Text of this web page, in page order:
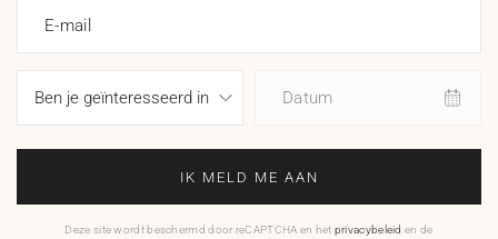
E-mail
Datum
IK MELD ME AAN
Deze site wordt beschermd door reCAPTCHA en het privacybeleid en de